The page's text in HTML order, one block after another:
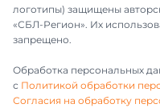
логотипы) защищены
«СБЛ-Регион». Их
запрещено.
Обработка персональных
с Политикой обработки
Согласия на обработку